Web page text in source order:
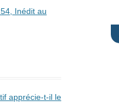
Inédit au
apprécie-t-il le